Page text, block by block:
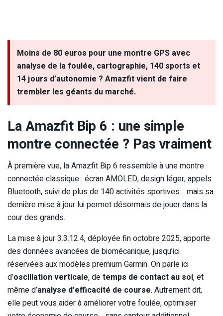
Moins de 80 euros pour une montre GPS avec
analyse de la foulée, cartographie, 140 sports et
14 jours d’autonomie ? Amazfit vient de faire
trembler les géants du marché.
La Amazfit Bip 6 : une simple
montre connectée ? Pas vraiment
À première vue, la Amazfit Bip 6 ressemble à une montre
connectée classique : écran AMOLED, design léger, appels
Bluetooth, suivi de plus de 140 activités sportives… mais sa
dernière mise à jour lui permet désormais de jouer dans la
cour des grands.
La mise à jour 3.3.12.4, déployée fin octobre 2025, apporte
des données avancées de biomécanique, jusqu’ici
réservées aux modèles premium Garmin. On parle ici
d’oscillation verticale, detemps de contact au sol, et
même d’analyse d’efficacité de course. Autrement dit,
elle peut vous aider à améliorer votre foulée, optimiser